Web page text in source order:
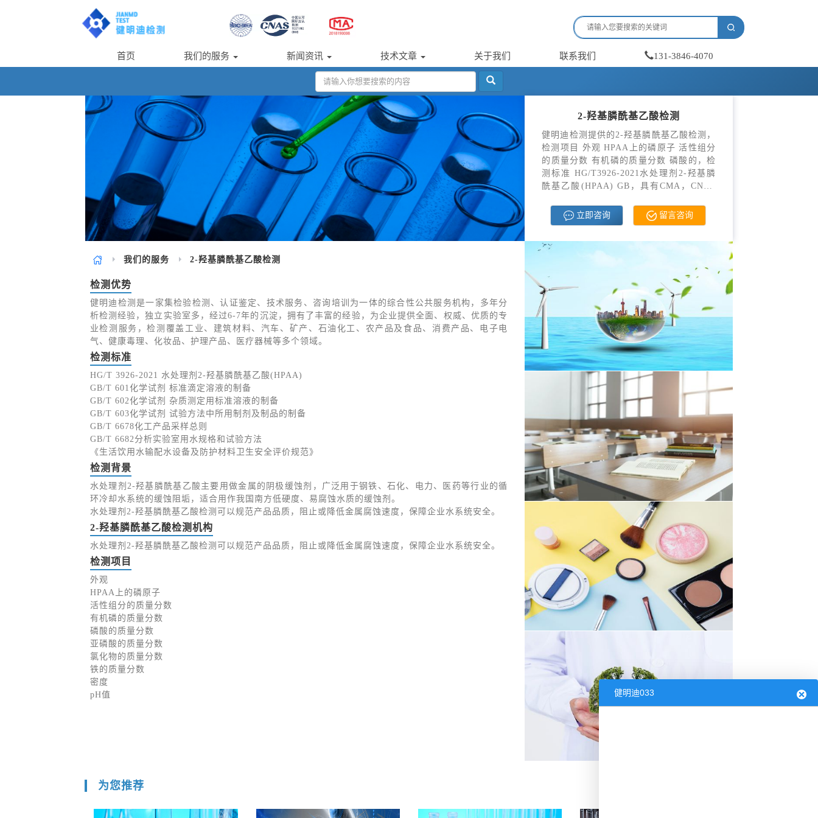
首页 我们的服务 新闻资讯 技术文章 关于我们 联系我们 131-3846-4070
我们的服务 2-羟基膦酰基乙酸检测
检测优势
健明迪检测是一家集检验检测、认证鉴定、技术服务、咨询培训为一体的综合性公共服务机构，多年分
析检测经验，独立实验室多，经过6-7年的沉淀，拥有了丰富的经验，为企业提供全面、权威、优质的专
业检测服务，检测覆盖工业、建筑材料、汽车、矿产、石油化工、农产品及食品、消费产品、电子电
气、健康毒理、化妆品、护理产品、医疗器械等多个领域。
检测标准
HG/T 3926-2021 水处理剂2-羟基膦酰基乙酸(HPAA)
GB/T 601化学试剂 标准滴定溶液的制备
GB/T 602化学试剂 杂质测定用标准溶液的制备
GB/T 603化学试剂 试验方法中所用制剂及制品的制备
GB/T 6678化工产品采样总则
GB/T 6682分析实验室用水规格和试验方法
《生活饮用水输配水设备及防护材料卫生安全评价规范》
检测背景
水处理剂2-羟基膦酰基乙酸主要用做金属的阴极缓蚀剂，广泛用于钢铁、石化、电力、医药等行业的循
环冷却水系统的缓蚀阻垢，适合用作我国南方低硬度、易腐蚀水质的缓蚀剂。
水处理剂2-羟基膦酰基乙酸检测可以规范产品品质，阻止或降低金属腐蚀速度，保障企业水系统安全。
2-羟基膦酰基乙酸检测机构
水处理剂2-羟基膦酰基乙酸检测可以规范产品品质，阻止或降低金属腐蚀速度，保障企业水系统安全。
检测项目
外观
HPAA上的磷原子
活性组分的质量分数
有机磷的质量分数
磷酸的质量分数
亚磷酸的质量分数
氯化物的质量分数
铁的质量分数
密度
pH值
2-羟基膦酰基乙酸检测
健明迪检测提供的2-羟基膦酰基乙酸检测，
检测项目 外观 HPAA上的磷原子 活性组分
的质量分数 有机磷的质量分数 磷酸的，检
测标准 HG/T3926-2021水处理剂2-羟基膦
酰基乙酸(HPAA) GB，具有CMA，CNAS
立即咨询
留言咨询
为您推荐